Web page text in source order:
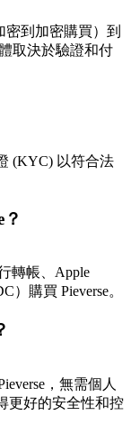
密到加密購買）到
取決於驗證和付
(KYC) 以符合法
轉帳、Apple
）購買 Pieverse。
，無需個人
更好的安全性和控